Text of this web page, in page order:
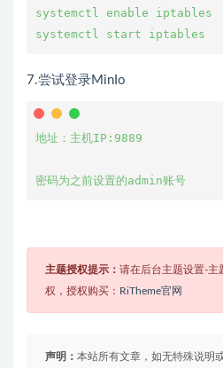
systemctl enable iptables
7.尝试登录MinIo
地址：主机IP:9889
主题授权提示： 请在后台主题设置-主
权，授权购买： RiTheme官网
声明： 本站所有文章，如无特殊说明